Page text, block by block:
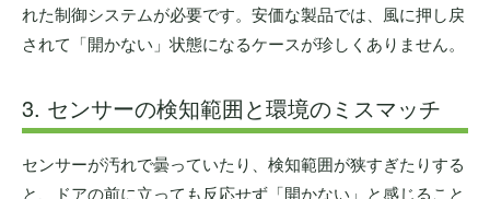
れた制御システムが必要です。安価な製品では、風に押し戻
されて「開かない」状態になるケースが珍しくありません。
3. センサーの検知範囲と環境のミスマッチ
センサーが汚れで曇っていたり、検知範囲が狭すぎたりする
と、ドアの前に立っても反応せず「開かない」と感じること